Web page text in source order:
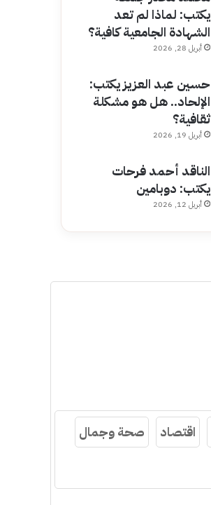
يكتب: لماذا لم تعد
الشهادة الجامعية كافية؟
أبريل 28, 2026
حسين عبد العزيز يكتب:
الإلحاد.. هل هو مشكلة
ثقافية؟
أبريل 19, 2026
الناقد أحمد فرحات
يكتب: دوبامين
أبريل 12, 2026
اقتصاد
صحة وجمال